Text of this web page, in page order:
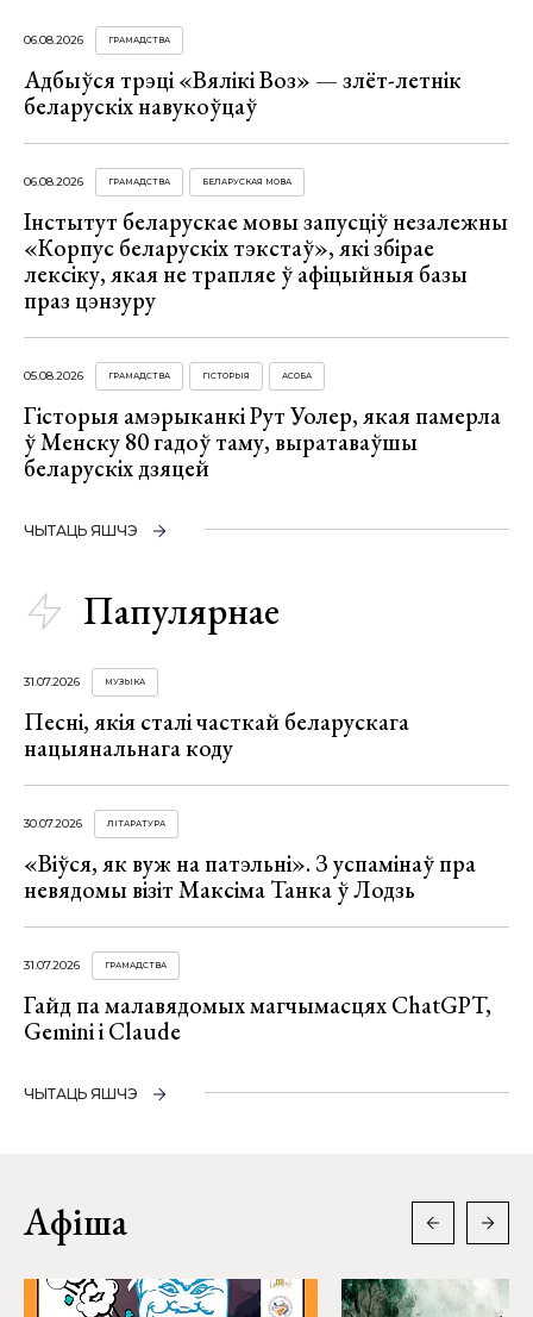
06.08.2026 ГРАМАДСТВА
Адбыўся трэці «Вялікі Воз» — злёт-летнік
беларускіх навукоўцаў
06.08.2026 ГРАМАДСТВА БЕЛАРУСКАЯ МОВА
Інстытут беларускае мовы запусціў незалежны
«Корпус беларускіх тэкстаў», які збірае
лексіку, якая не трапляе ў афіцыйныя базы
праз цэнзуру
05.08.2026 ГРАМАДСТВА ГІСТОРЫЯ АСОБА
Гісторыя амэрыканкі Рут Уолер, якая памерла
ў Менску 80 гадоў таму, выратаваўшы
беларускіх дзяцей
ЧЫТАЦЬ ЯШЧЭ
Папулярнае
31.07.2026 МУЗЫКА
Песні, якія сталі часткай беларускага
нацыянальнага коду
30.07.2026 ЛІТАРАТУРА
«Віўся, як вуж на патэльні». З успамінаў пра
невядомы візіт Максіма Танка ў Лодзь
31.07.2026 ГРАМАДСТВА
Гайд па малавядомых магчымасцях ChatGPT,
Gemini і Claude
ЧЫТАЦЬ ЯШЧЭ
Афіша